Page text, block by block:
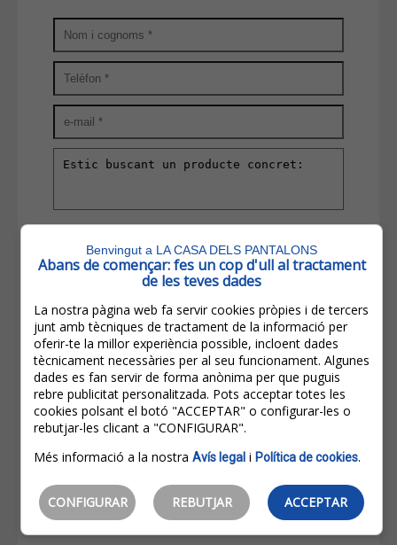
Pregunta de seguretat: 2 + = 6
Benvingut a LA CASA DELS PANTALONS
Abans de començar: fes un cop d'ull al tractament
de les teves dades
La nostra pàgina web fa servir cookies pròpies i de tercers
junt amb tècniques de tractament de la informació per
oferir-te la millor experiència possible, incloent dades
tècnicament necessàries per al seu funcionament. Algunes
dades es fan servir de forma anònima per que puguis
rebre publicitat personalitzada. Pots acceptar totes les
cookies polsant el botó "ACCEPTAR" o configurar-les o
rebutjar-les clicant a "CONFIGURAR".
Més informació a la nostra Avís legali Política de cookies.
CONFIGURAR REBUTJAR ACCEPTAR